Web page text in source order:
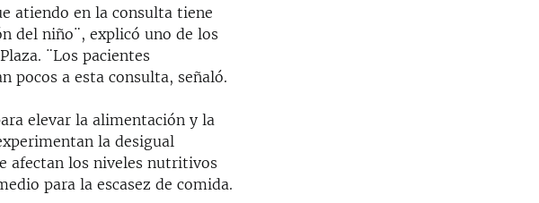
atiendo en la consulta tiene
del niño¨, explicó uno de los
¨Los pacientes
pocos a esta consulta, señaló.
elevar la alimentación y la
la desigual
afectan los niveles nutritivos
para la escasez de comida.